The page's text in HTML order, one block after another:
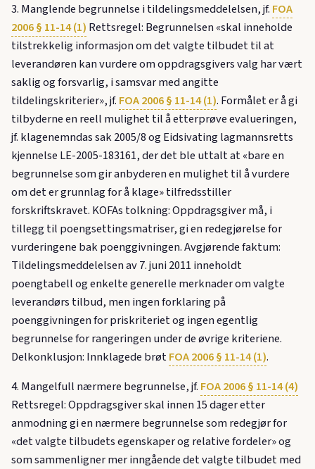
3. Manglende begrunnelse i tildelingsmeddelelsen, jf. FOA
2006 § 11-14 (1) Rettsregel: Begrunnelsen «skal inneholde
tilstrekkelig informasjon om det valgte tilbudet til at
leverandøren kan vurdere om oppdragsgivers valg har vært
saklig og forsvarlig, i samsvar med angitte
tildelingskriterier», jf. FOA 2006 § 11-14 (1). Formålet er å gi
tilbyderne en reell mulighet til å etterprøve evalueringen,
jf. klagenemndas sak 2005/8 og Eidsivating lagmannsretts
kjennelse LE-2005-183161, der det ble uttalt at «bare en
begrunnelse som gir anbyderen en mulighet til å vurdere
om det er grunnlag for å klage» tilfredsstiller
forskriftskravet. KOFAs tolkning: Oppdragsgiver må, i
tillegg til poengsettingsmatriser, gi en redegjørelse for
vurderingene bak poenggivningen. Avgjørende faktum:
Tildelingsmeddelelsen av 7. juni 2011 inneholdt
poengtabell og enkelte generelle merknader om valgte
leverandørs tilbud, men ingen forklaring på
poenggivningen for priskriteriet og ingen egentlig
begrunnelse for rangeringen under de øvrige kriteriene.
Delkonklusjon: Innklagede brøtFOA 2006 § 11-14 (1).
4. Mangelfull nærmere begrunnelse, jf. FOA 2006 § 11-14 (4)
Rettsregel: Oppdragsgiver skal innen 15 dager etter
anmodning gi en nærmere begrunnelse som redegjør for
«det valgte tilbudets egenskaper og relative fordeler» og
som sammenligner mer inngående det valgte tilbudet med